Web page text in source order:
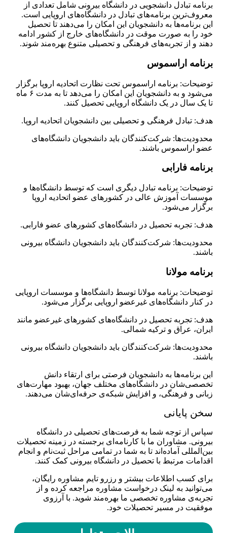
برنامه تبادل دانشجویی در دانشگاه بیرونی شامل تعدادی از
معروف‌ترین برنامه‌های تبادل در دانشگاه‌های اروپایی است.
این برنامه‌ها به دانشجویان این امکان را می‌دهند تا تحصیل
خود را به صورت موقت در دانشگاه‌های خارج از کشور ادامه
دهند و از تجربه‌های فرهنگی و تحصیلی متنوع بهره‌مند شوند.
برنامه اراسموس
توضیحات: برنامه اراسموس تحت نظارت اتحادیه اروپا برگزار
می‌شود و به دانشجویان این امکان را می‌دهد تا به مدت ۶ ماه
تا یک سال در یک دانشگاه اروپایی تحصیل کنند.
هدف: تبادل فرهنگی و تحصیلی بین دانشجویان اتحادیه اروپا.
محدودیت‌ها: شرکت‌کنندگان باید دانشجویان دانشگاه‌های
عضو اراسموس باشند.
برنامه فارابی
توضیحات: برنامه تبادل دیگری است که توسط دانشگاه‌ها و
موسسات آموزش عالی در کشورهای عضو اتحادیه اروپا
برگزار می‌شود.
هدف: تجربه تحصیل در دانشگاه‌های کشورهای عضو فارابی.
محدودیت‌ها: شرکت‌کنندگان باید دانشجویان دانشگاه بیرونی
باشند.
برنامه مولانا
توضیحات: برنامه مولانا توسط دانشگاه‌ها و موسسات اروپایی
در کنار دانشگاه‌های غیرعضو اروپایی برگزار می‌شود.
هدف: تجربه تحصیل در دانشگاه‌های کشورهای غیرعضو مانند
ایران، عراق و ترکیه شمالی.
محدودیت‌ها: شرکت‌کنندگان باید دانشجویان دانشگاه بیرونی
باشند.
این برنامه‌ها به دانشجویان فرصتی برای ارتقاء دانش
تخصصی‌شان در دانشگاه‌های مختلف جهان، بهبود مهارت‌های
زبانی و فرهنگی، و افزایش شبکه‌ی حرفه‌ای‌شان می‌دهند.
سخن پایانی
سپاس از توجه شما به فرصت‌های تحصیلی در دانشگاه
بیرونی. مشاوران ما با کارنامه‌ای برجسته در زمینه تحصیلات
بین‌المللی آماده‌اند تا به شما در تمامی مراحل ثبت‌نام و انجام
اقدامات مرتبط با تحصیل در دانشگاه بیرونی کمک کنند.
برای کسب اطلاعات بیشتر و رزرو تایم مشاوره رایگان،
می‌توانید به لینک درخواست مشاوره مراجعه کرده و از
تجربه‌ی مشاوره تخصصی ما بهره‌مند شوید. با آرزوی
موفقیت در مسیر تحصیلات خود.